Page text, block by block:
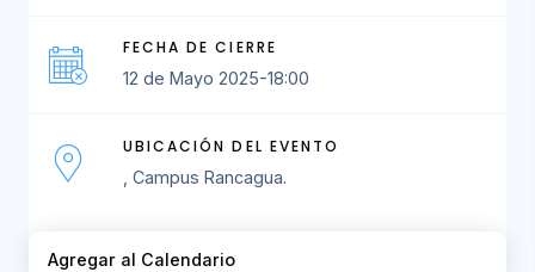
FECHA DE CIERRE
12 de Mayo 2025-18:00
UBICACIÓN DEL EVENTO
, Campus Rancagua.
Agregar al Calendario